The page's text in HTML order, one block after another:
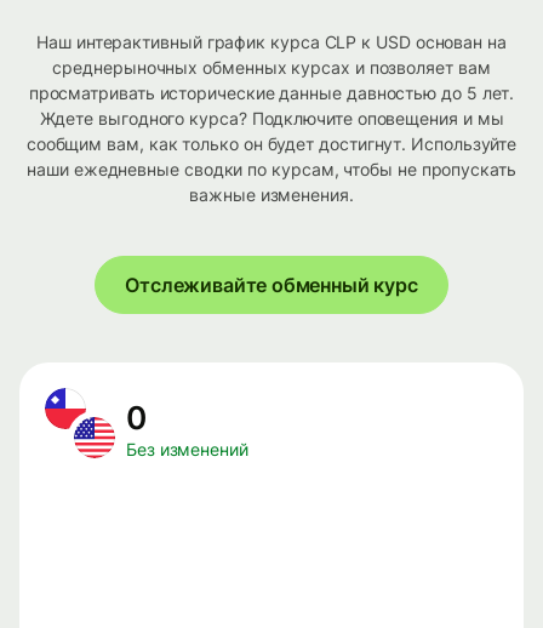
Наш интерактивный график курса CLP к USD основан на
среднерыночных обменных курсах и позволяет вам
просматривать исторические данные давностью до 5 лет.
Ждете выгодного курса? Подключите оповещения и мы
сообщим вам, как только он будет достигнут. Используйте
наши ежедневные сводки по курсам, чтобы не пропускать
важные изменения.
Отслеживайте обменный курс
0
Без изменений